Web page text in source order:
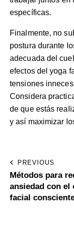
específicas.
Finalmente, no
postura durante
adecuada del
efectos del yoga
tensiones
Considera
de que estás
y así maximizar
PREVIOUS
Métodos para
ansiedad con el
facial